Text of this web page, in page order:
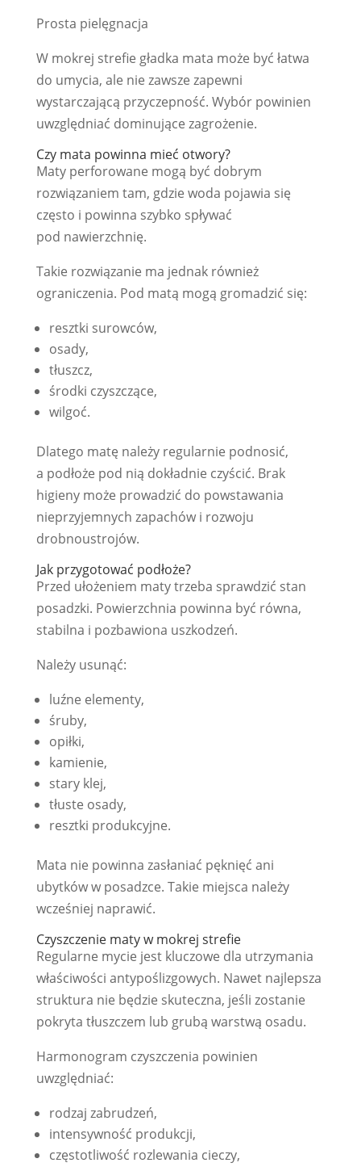
Prosta pielęgnacja
W mokrej strefie gładka mata może być łatwa
do umycia, ale nie zawsze zapewni
wystarczającą przyczepność. Wybór powinien
uwzględniać dominujące zagrożenie.
Czy mata powinna mieć otwory?
Maty perforowane mogą być dobrym
rozwiązaniem tam, gdzie woda pojawia się
często i powinna szybko spływać
pod nawierzchnię.
Takie rozwiązanie ma jednak również
ograniczenia. Pod matą mogą gromadzić się:
resztki surowców,
osady,
tłuszcz,
środki czyszczące,
wilgoć.
Dlatego matę należy regularnie podnosić,
a podłoże pod nią dokładnie czyścić. Brak
higieny może prowadzić do powstawania
nieprzyjemnych zapachów i rozwoju
drobnoustrojów.
Jak przygotować podłoże?
Przed ułożeniem maty trzeba sprawdzić stan
posadzki. Powierzchnia powinna być równa,
stabilna i pozbawiona uszkodzeń.
Należy usunąć:
luźne elementy,
śruby,
opiłki,
kamienie,
stary klej,
tłuste osady,
resztki produkcyjne.
Mata nie powinna zasłaniać pęknięć ani
ubytków w posadzce. Takie miejsca należy
wcześniej naprawić.
Czyszczenie maty w mokrej strefie
Regularne mycie jest kluczowe dla utrzymania
właściwości antypoślizgowych. Nawet najlepsza
struktura nie będzie skuteczna, jeśli zostanie
pokryta tłuszczem lub grubą warstwą osadu.
Harmonogram czyszczenia powinien
uwzględniać:
rodzaj zabrudzeń,
intensywność produkcji,
częstotliwość rozlewania cieczy,